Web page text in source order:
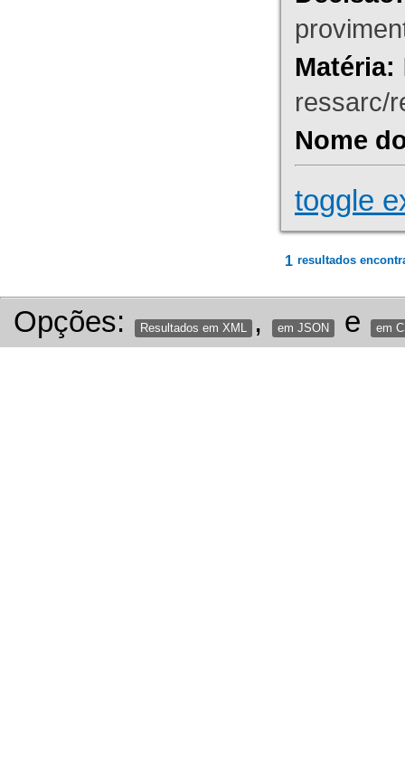
Matéria:
ressarc/
Nome
toggle
1 resultados
Opções: Resultados em XML , em JSON e em